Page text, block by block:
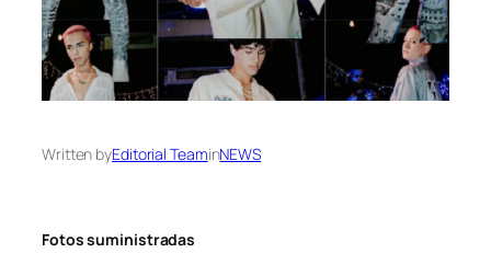
Written byEditorial TeaminNEWS
Fotos suministradas